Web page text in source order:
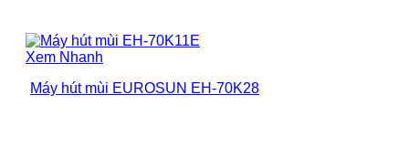
Xem Nhanh
Máy hút mùi EUROSUN EH-70K28